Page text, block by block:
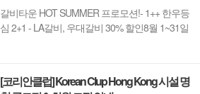
갈비타운 HOT SUMMER 프로모션!- 1++ 한우등
심 2+1 - LA갈비, 우대갈비 30% 할인8월 1~31일
[코리안클럽] Korean Clup Hong Kong 시설 명